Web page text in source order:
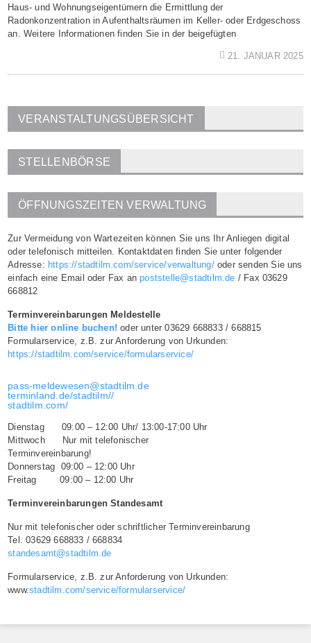
Haus- und Wohnungseigentümern die Ermittlung der
Radonkonzentration in Aufenthaltsräumen im Keller- oder Erdgeschoss
an. Weitere Informationen finden Sie in der beigefügten
21. JANUAR 2025
VERANSTALTUNGSÜBERSICHT
STELLENBÖRSE
ÖFFNUNGSZEITEN VERWALTUNG
Zur Vermeidung von Wartezeiten können Sie uns Ihr Anliegen digital
oder telefonisch mitteilen. Kontaktdaten finden Sie unter folgender
Adresse: https://stadtilm.com/service/verwaltung/oder senden Sie uns
einfach eine Email oder Fax anpoststelle@stadtilm.de / Fax 03629
668812
Terminvereinbarungen Meldestelle
Bitte hier online buchen! oder unter 03629 668833 / 668815
Formularservice, z.B. zur Anforderung von Urkunden:
https://stadtilm.com/service/formularservice/
pass-meldewesen@stadtilm.de
terminland.de/stadtilm//
stadtilm.com/
Dienstag 09:00 – 12:00 Uhr/ 13:00-17:00 Uhr
Mittwoch Nur mit telefonischer
Terminvereinbarung!
Donnerstag 09:00 – 12:00 Uhr
Freitag 09:00 – 12:00 Uhr
Terminvereinbarungen Standesamt
Nur mit telefonischer oder schriftlicher Terminvereinbarung
Tel. 03629 668833 / 668834
standesamt@stadtilm.de
Formularservice, z.B. zur Anforderung von Urkunden:
www.stadtilm.com/service/formularservice/